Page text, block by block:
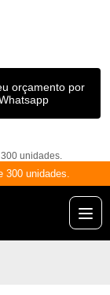
orçamento por
unidades.
300 unidades.